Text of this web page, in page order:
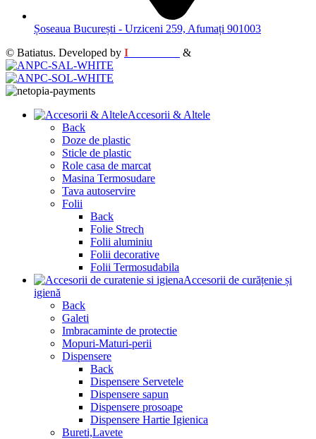
Șoseaua București - Urziceni 259, Afumați 901003
© Batiatus. Developed by I &
Accesorii & Altele
Back
Doze de plastic
Sticle de plastic
Role casa de marcat
Masina Termosudare
Tava autoservire
Folii
Back
Folie Strech
Folii aluminiu
Folii decorative
Folii Termosudabila
Accesorii de curățenie și
igienă
Back
Galeti
Imbracaminte de protectie
Mopuri-Maturi-perii
Dispensere
Back
Dispensere Servetele
Dispensere sapun
Dispensere prosoape
Dispensere Hartie Igienica
Bureti,Lavete